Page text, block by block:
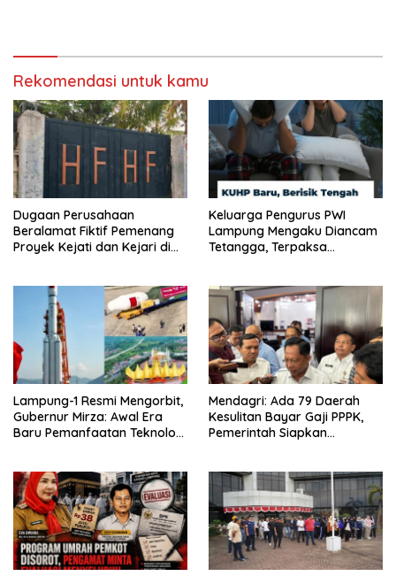
Kinerja
Rekomendasi untuk kamu
Dugaan Perusahaan
Beralamat Fiktif Pemenang
Proyek Kejati dan Kejari di
Lahan Kosong, Dinas PKPCK
Disorot
Keluarga Pengurus PWI
Lampung Mengaku Diancam
Tetangga, Terpaksa
Lampung-1 Resmi Mengorbit,
Gubernur Mirza: Awal Era
Baru Pemanfaatan Teknologi
Mendagri: Ada 79 Daerah
Kesulitan Bayar Gaji PPPK,
Pemerintah Siapkan